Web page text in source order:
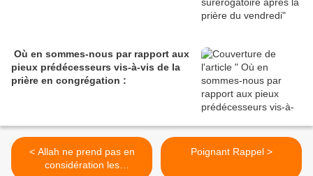
Où en sommes-nous par rapport aux
pieux prédécesseurs vis-à-vis de la
prière en congrégation :
< Allah ne prend pas en
considération les
Poignant Rappel >